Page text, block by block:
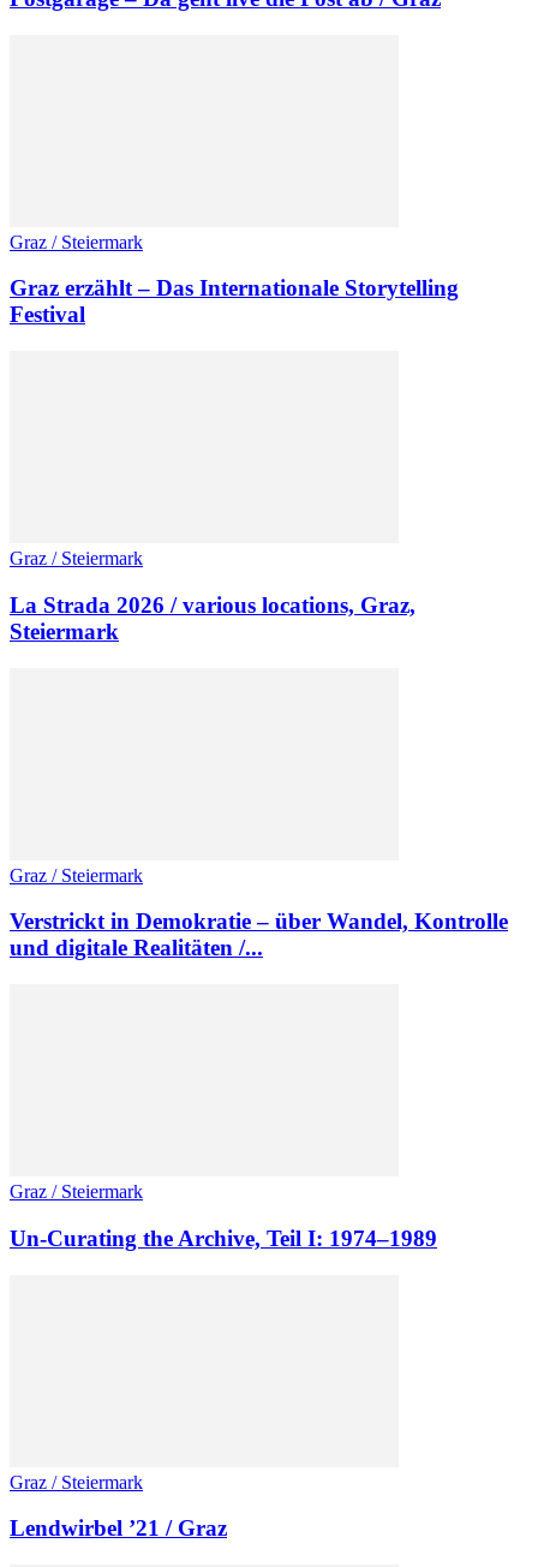
Graz / Steiermark
Graz erzählt – Das Internationale Storytelling
Festival
Graz / Steiermark
La Strada 2026 / various locations, Graz,
Steiermark
Graz / Steiermark
Verstrickt in Demokratie – über Wandel, Kontrolle
und digitale Realitäten /...
Graz / Steiermark
Un-Curating the Archive, Teil I: 1974–1989
Graz / Steiermark
Lendwirbel ’21 / Graz